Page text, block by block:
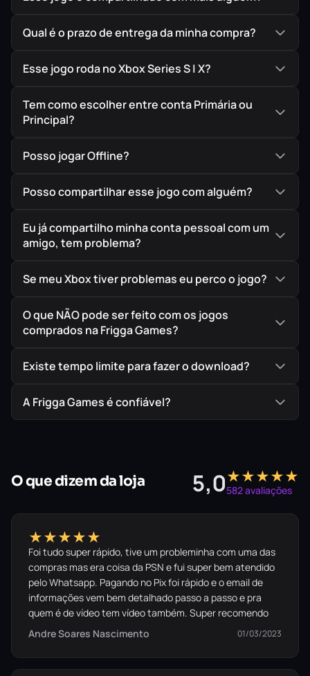
modernos inspirados no GTA V e a entrega
versão possível seja no seu Xbox One ou
🗽 Grand Theft Auto III
começou. O clássico implacável que redefiniu o
gênero de mundo aberto 3D e chocou o mundo.
🌴 GTA: Vice City
ascensão, traição e vingança de Tommy Vercetti
em uma cidade neon movida a excessos e
A jornada épica de CJ. Explore o estado inteiro de
Qual é o prazo de entrega da minha compra?
Esse jogo roda no Xbox Series S | X?
Tem como escolher entre conta Primária ou
Principal?
Posso jogar Offline?
Posso compartilhar esse jogo com alguém?
Eu já compartilho minha conta pessoal com um
amigo, tem problema?
Se meu Xbox tiver problemas eu perco o jogo?
O que NÃO pode ser feito com os jogos
comprados na Frigga Games?
Existe tempo limite para fazer o download?
A Frigga Games é confiável?
O que dizem da loja 5,0★★★★★
582 avaliações
★★★★★
Foi tudo super rápido, tive um probleminha com uma das
compras mas era coisa da PSN e fui super bem atendido
pelo Whatsapp. Pagando no Pix foi rápido e o email de
informações vem bem detalhado passo a passo e pra
quem é de vídeo tem vídeo também. Super recomendo
Andre Soares Nascimento
01/03/2023